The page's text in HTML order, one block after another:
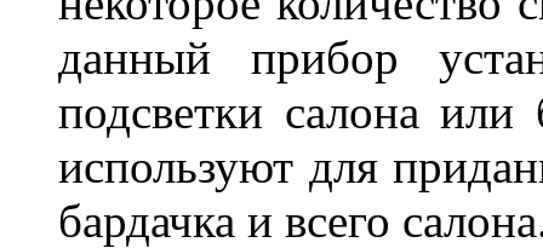
данный прибор
подсветки салона
используют для
бардачка и всего